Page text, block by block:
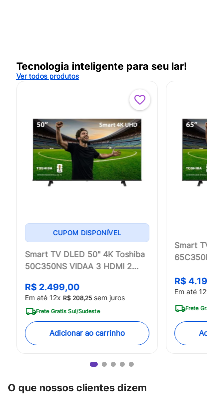
Tecnologia inteligente para seu lar!
Ver todos produtos
CUPOM DISPONÍVEL
Smart TV DLED 50" 4K Toshiba
50C350NS VIDAA 3 HDMI 2
R$ 2.499,00
Em até 12x R$ 208,25sem juros
Frete Gratis Sul/Sudeste
Adicionar ao carrinho
Smart TV
65C350NS
R$ 4.199
Em até 12x
Frete Gratis
O que nossos clientes dizem